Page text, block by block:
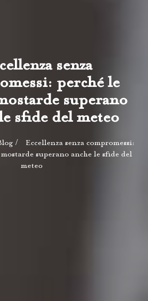
senza
perché le
superano
sfide del meteo
Eccellenza senza compromessi:
superano anche le sfide del
meteo